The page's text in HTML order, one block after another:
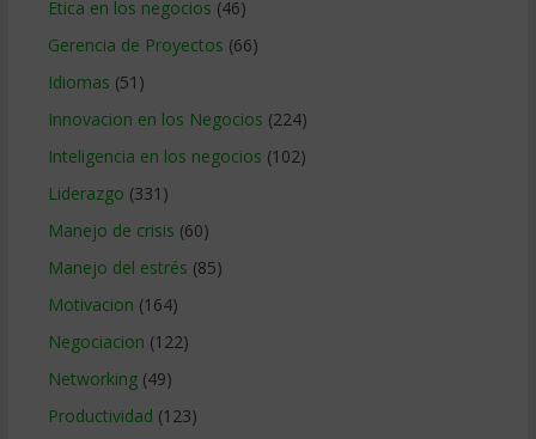
Etica en los negocios (46)
Gerencia de Proyectos (66)
Idiomas (51)
Innovacion en los Negocios (224)
Inteligencia en los negocios (102)
Liderazgo (331)
Manejo de crisis (60)
Manejo del estrés (85)
Motivacion (164)
Negociacion (122)
Networking(49)
Productividad (123)